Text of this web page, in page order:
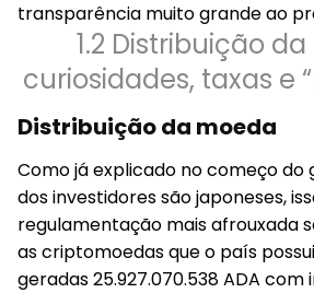
transparência muito grande ao
1.2 Distribuição
curiosidades, taxas e
Distribuição da moeda
Como já explicado no começo do
dos investidores são japoneses,
regulamentação mais afrouxada
as criptomoedas que o país
geradas 25.927.070.538 ADA